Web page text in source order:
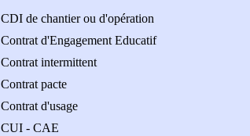
CDI de chantier ou d'opération
Contrat d'Engagement Educatif
Contrat intermittent
Contrat pacte
Contrat d'usage
CUI - CAE